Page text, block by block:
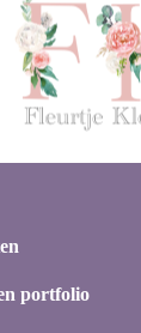
portfolio